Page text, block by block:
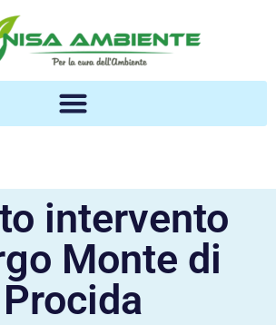
intervento
Monte di
Procida